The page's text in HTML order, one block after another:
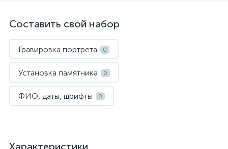
Составить свой набор
Гравировка портрета 0
Установка памятника 0
ФИО, даты, шрифты 0
Характеристики